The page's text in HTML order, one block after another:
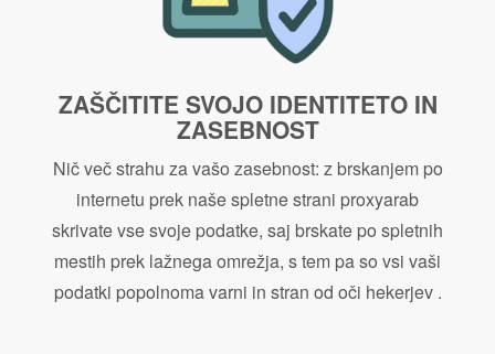
ZAŠČITITE SVOJO IDENTITETO IN
ZASEBNOST
Nič več strahu za vašo zasebnost: z brskanjem po
internetu prek naše spletne strani proxyarab
skrivate vse svoje podatke, saj brskate po spletnih
mestih prek lažnega omrežja, s tem pa so vsi vaši
podatki popolnoma varni in stran od oči hekerjev .